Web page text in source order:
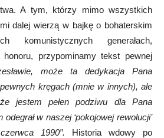
A tym, którzy mimo wszystkich
dalej wierzą w bajkę o bohaterskim
komunistycznych generałach,
honoru, przypominamy tekst pewnej
może ta dedykacja Pana
kręgach (mnie w innych), ale
jestem pełen podziwu dla Pana
w naszej ‘pokojowej rewolucji’
1990″. Historia wdowy po